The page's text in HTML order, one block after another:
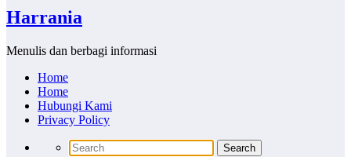
Harrania
Menulis dan berbagi informasi
Home
Home
Hubungi Kami
Privacy Policy